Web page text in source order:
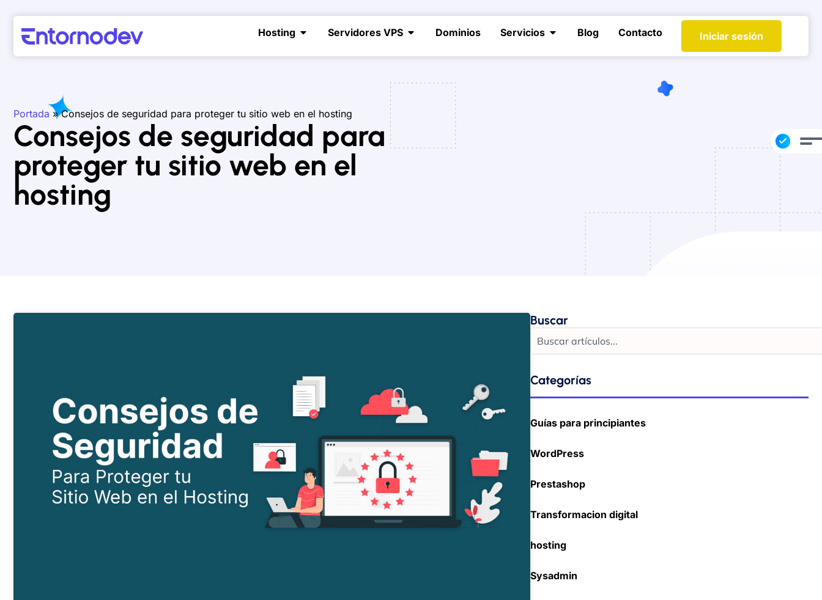
Hosting Servidores VPS Dominios Servicios Blog Contacto Iniciar sesión
Portada »Consejos de seguridad para proteger tu sitio web en el hosting
Consejos de seguridad para
proteger tu sitio web en el
hosting
Buscar
Categorías
Guías para principiantes
WordPress
Prestashop
Transformacion digital
hosting
Sysadmin